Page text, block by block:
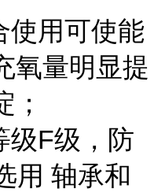
使用可使能
氧量明显提
级F级，防
用 轴承和